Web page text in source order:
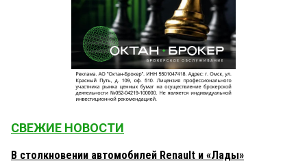
СВЕЖИЕ НОВОСТИ
В столкновении автомобилей Renault и «Лады»